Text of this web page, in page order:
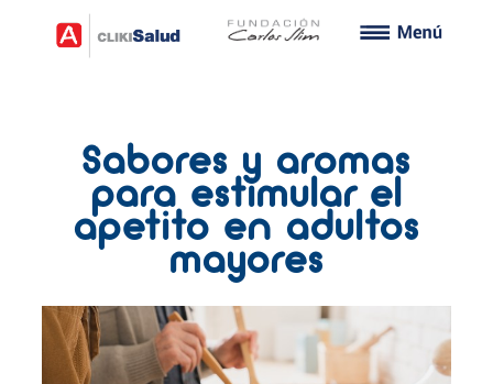
Sabores y aromas
para estimular el
apetito en adultos
mayores